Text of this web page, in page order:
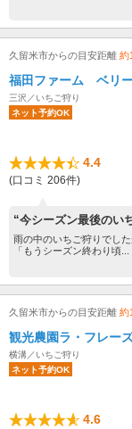
久留米市からの目安距離 約
福田ファーム ベリ
三沢／いちご狩り
ネット予約OK
4.4
(口コミ 206件)
“今シーズン最後のい
雨の中のいちご狩りでし
「もうシーズン終わり頃...
久留米市からの目安距離 約
観光農園ラ・フレー
横溝／いちご狩り
ネット予約OK
4.6